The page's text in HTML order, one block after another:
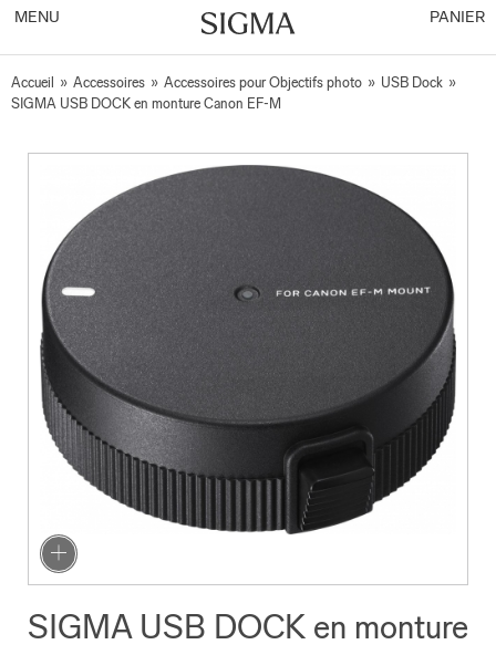
MENU PANIER
Accueil » Accessoires » Accessoires pour Objectifs photo » USB Dock »
SIGMA USB DOCK en monture Canon EF-M
SIGMA USB DOCK en monture